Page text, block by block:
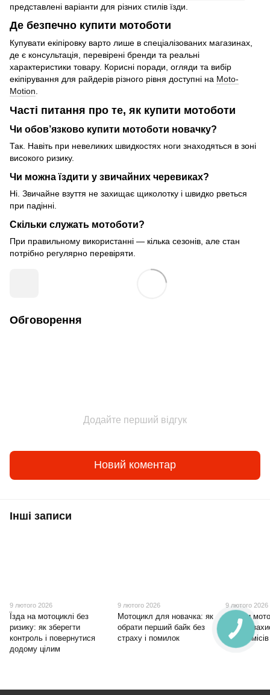
представлені варіанти для різних стилів їзди.
Де безпечно купити мотоботи
Купувати екіпіровку варто лише в спеціалізованих магазинах,
де є консультація, перевірені бренди та реальні
характеристики товару. Корисні поради, огляди та вибір
екіпірування для райдерів різного рівня доступні на Moto-
Motion.
Часті питання про те, як купити мотоботи
Чи обов’язково купити мотоботи новачку?
Так. Навіть при невеликих швидкостях ноги знаходяться в зоні
високого ризику.
Чи можна їздити у звичайних черевиках?
Ні. Звичайне взуття не захищає щиколотку і швидко рветься
при падінні.
Скільки служать мотоботи?
При правильному використанні — кілька сезонів, але стан
потрібно регулярно перевіряти.
Обговорення
Додайте перший відгук
Новий коментар
Інші записи
9 лютого 2026
Їзда на мотоциклі без
ризику: як зберегти
контроль і повернутися
додому цілим
9 лютого 2026
Мотоцикл для новачка: як
обрати перший байк без
страху і помилок
9 лютого 2026
Купити
обрати
компромісів